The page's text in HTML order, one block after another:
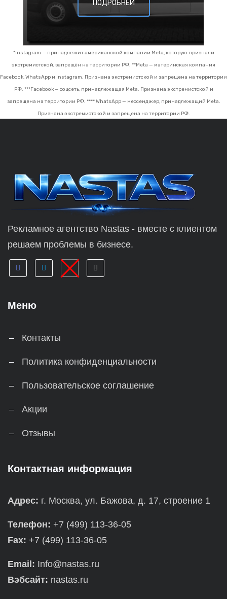
ПОДРОБНЕЙ
*Instagram — принадлежит американской компании Meta, которую признали
экстремистской, запрещён на территории РФ. **Meta — материнская компания
Facebook, WhatsApp и Instagram. Признана экстремистской и запрещена на территории
РФ. ***Facebook — соцсеть, принадлежащая Meta. Признана экстремистской и
запрещена на территории РФ. **** WhatsApp — мессенджер, принадлежащий Meta.
Признана экстремистской и запрещена на территории РФ.
Рекламное агентство Nastas - вместе с клиентом
решаем проблемы в бизнесе.
Меню
Контакты
Политика конфиденциальности
Пользовательское соглашение
Акции
Отзывы
Контактная информация
Адрес: г. Москва, ул. Бажова, д. 17, строение 1
Телефон: +7 (499) 113-36-05
Fax: +7 (499) 113-36-05
Email: Info@nastas.ru
Вэбсайт: nastas.ru